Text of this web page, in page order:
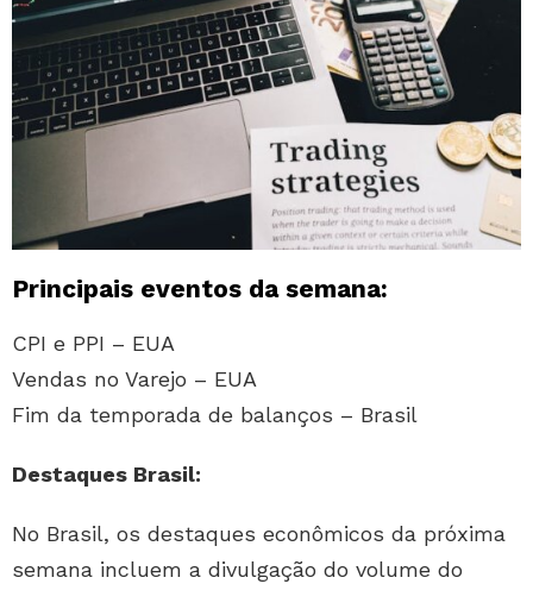
Principais eventos da semana:
CPI e PPI – EUA
Vendas no Varejo – EUA
Fim da temporada de balanços – Brasil
Destaques Brasil:
No Brasil, os destaques econômicos da próxima
semana incluem a divulgação do volume do